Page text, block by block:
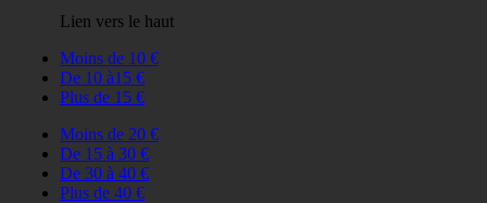
Lien vers le haut
Moins de 10 €
De 10 à15 €
Plus de 15 €
Moins de 20 €
De 15 à 30 €
De 30 à 40 €
Plus de 40 €